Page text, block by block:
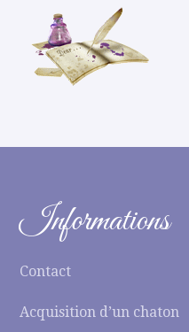
Informations
Contact
Acquisition d’un chaton